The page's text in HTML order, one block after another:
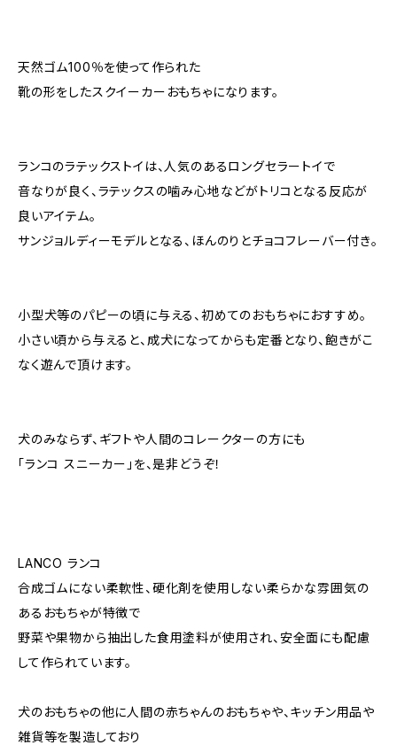
天然ゴム100％を使って作られた
靴の形をしたスクイーカーおもちゃになります。
ランコのラテックストイは、人気のあるロングセラートイで
音なりが良く、ラテックスの噛み心地などがトリコとなる反応が
良いアイテム。
サンジョルディーモデルとなる、ほんのりとチョコフレーバー付き。
小型犬等のパピーの頃に与える、初めてのおもちゃにおすすめ。
小さい頃から与えると、成犬になってからも定番となり、飽きがこ
なく遊んで頂けます。
犬のみならず、ギフトや人間のコレークターの方にも
「ランコ スニーカー」を、是非どうぞ！
LANCO ランコ
合成ゴムにない柔軟性、硬化剤を使用しない柔らかな雰囲気の
あるおもちゃが特徴で
野菜や果物から抽出した食用塗料が使用され、安全面にも配慮
して作られています。
犬のおもちゃの他に人間の赤ちゃんのおもちゃや、キッチン用品や
雑貨等を製造しており